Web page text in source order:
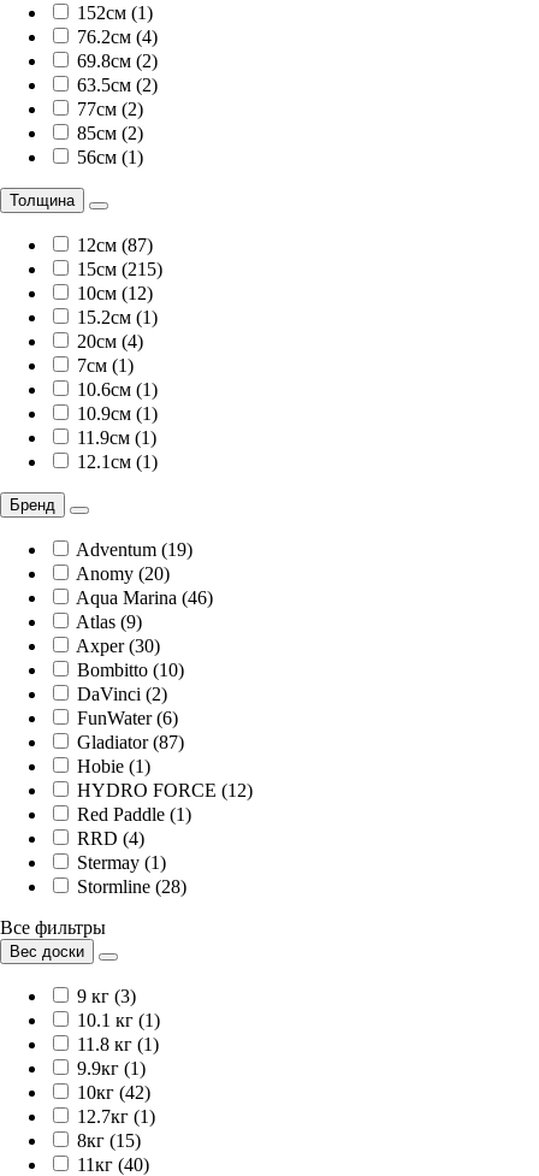
152см (1)
76.2см (4)
69.8см (2)
63.5см (2)
77см (2)
85см (2)
56см (1)
Толщина
12см (87)
15см (215)
10см (12)
15.2см (1)
20см (4)
7см (1)
10.6см (1)
10.9см (1)
11.9см (1)
12.1см (1)
Бренд
Adventum (19)
Anomy (20)
Aqua Marina (46)
Atlas (9)
Axper (30)
Bombitto (10)
DaVinci (2)
FunWater (6)
Gladiator (87)
Hobie (1)
HYDRO FORCE (12)
Red Paddle (1)
RRD (4)
Stermay (1)
Stormline (28)
Все фильтры
Вес доски
9 кг (3)
10.1 кг (1)
11.8 кг (1)
9.9кг (1)
10кг (42)
12.7кг (1)
8кг (15)
11кг (40)